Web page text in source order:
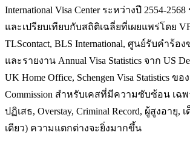
International Visa Center ระหว่างปี 2554-
และเปรียบเทียบกับสถิติเฉลี่ยที่เผยแพร่โดย
TLScontact, BLS International, ศูนย์รับคำร้
และรายงาน Annual Visa Statistics จาก US
UK Home Office, Schengen Visa Statistics ของ
Commission สำหรับเคสที่มีความซับซ้อน เฉ
ปฏิเสธ, Overstay, Criminal Record, ผู้สูงอายุ,
เดียว) ความแตกต่างจะยิ่งมากขึ้น